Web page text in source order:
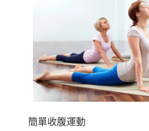
簡單收腹運動